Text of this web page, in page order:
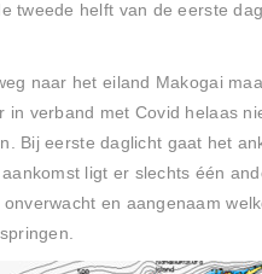
tweede helft van de eerste
naar het eiland Makogai
in verband met Covid helaas
Bij eerste daglicht gaat het
ligt er slechts één
en aangenaam